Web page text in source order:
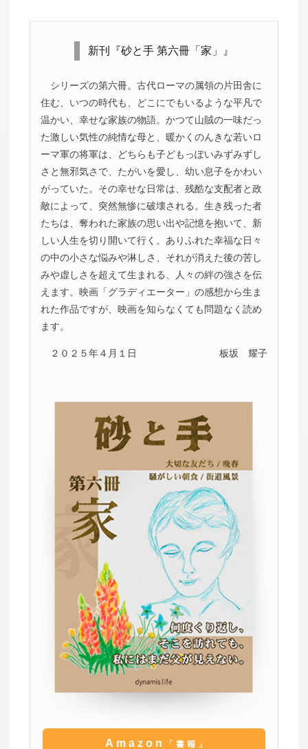
新刊『砂と手 第六冊「家」』
シリーズの第六冊。古代ローマの属領の片田舎に
住む、いつの時代も、どこにでもいるような平凡で
温かい、幸せな家族の物語。かつて山賊の一味だっ
た激しい気性の純情な母と、暖かくのんきな若いロ
ーマ軍の将軍は、どちらも子どもっぽいみずみずし
さと無邪気さで、たがいを愛し、幼い息子をかわい
がっていた。その幸せな日常は、残酷な支配者と政
敵によって、突然無惨に破壊される。生き残った者
たちは、奪われた家族の思い出や記憶を抱いて、新
しい人生を切り開いて行く。ありふれた幸福な日々
の中の小さな悩みや淋しさ、それが消えた後の苦し
みや虚しさを超えて生まれる、人々の絆の強さを伝
えます。映画「グラディエーター」の感想から生ま
れた作品ですが、映画を知らなくても問題なく読め
ます。
２０２５年４月１日 板坂 耀子
Amazon 「書籍」